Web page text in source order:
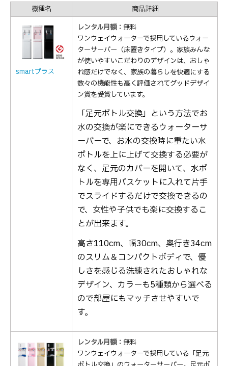
機種名
商品詳細
smartプラス
レンタル月額： 無料
ワンウェイウォーターで採用しているウォー
ターサーバー（床置きタイプ）。家族みんな
が使いやすいこだわりのデザインは、おしゃ
れ感だけでなく、家族の暮らしを快適にする
数々の機能性も高く評価されてグッドデザイ
ン賞を受賞しています。
「足元ボトル交換」という方法でお
水の交換が楽にできるウォーターサ
ーバーで、お水の交換時に重たい水
ボトルを上に上げて交換する必要が
なく、足元のカバーを開いて、水ボ
トルを専用バスケットに入れて片手
でスライドするだけで交換できるの
で、女性や子供でも楽に交換するこ
とが出来ます。
高さ110cm、幅30cm、奥行き34cm
のスリム＆コンパクトボディで、優
しさを感じる洗練されたおしゃれな
デザイン、カラーも5種類から選べる
ので部屋にもマッチさせやすいで
す。
レンタル月額： 無料
ワンウェイウォーターで採用している「足元